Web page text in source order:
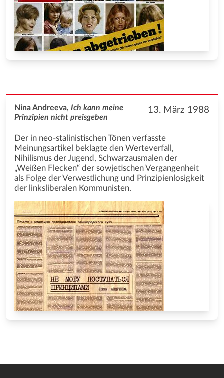
13. März 1988
Nina Andreeva, Ich kann meine
Prinzipien nicht preisgeben
Der in neo-stalinistischen Tönen verfasste
Meinungsartikel beklagte den Werteverfall,
Nihilismus der Jugend, Schwarzausmalen der
„Weißen Flecken“ der sowjetischen Vergangenheit
als Folge der Verwestlichung und Prinzipienlosigkeit
der linksliberalen Kommunisten.